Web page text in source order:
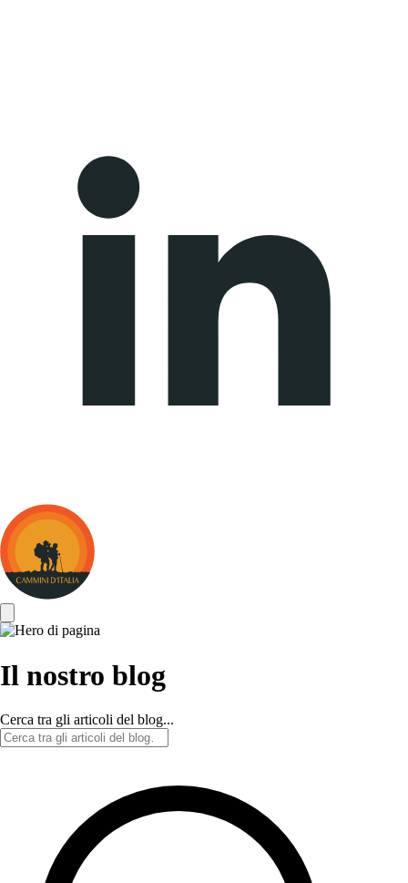
Cammini
d&#039;Italia
Il nostro blog
Cerca tra gli articoli del blog...